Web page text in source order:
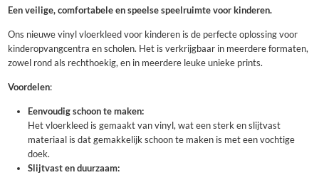
Een veilige, comfortabele en speelse speelruimte voor kinderen.
Ons nieuwe vinyl vloerkleed voor kinderen is de perfecte oplossing voor
kinderopvangcentra en scholen. Het is verkrijgbaar in meerdere formaten,
zowel rond als rechthoekig, en in meerdere leuke unieke prints.
Voordelen:
Eenvoudig schoon te maken:
Het vloerkleed is gemaakt van vinyl, wat een sterk en slijtvast
materiaal is dat gemakkelijk schoon te maken is met een vochtige
doek.
Slijtvast en duurzaam: